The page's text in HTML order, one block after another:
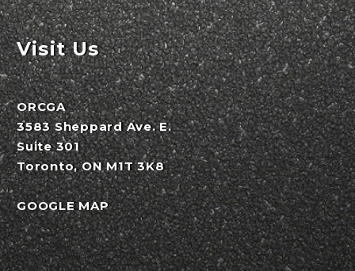
Visit Us
ORCGA
3583 Sheppard Ave. E.
Suite 301
Toronto, ON M1T 3K8
GOOGLE MAP